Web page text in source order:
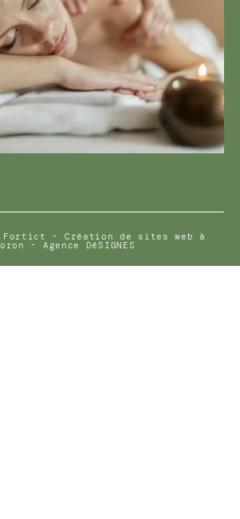
Fortict - Création de sites web à
- Agence DéSIGNES